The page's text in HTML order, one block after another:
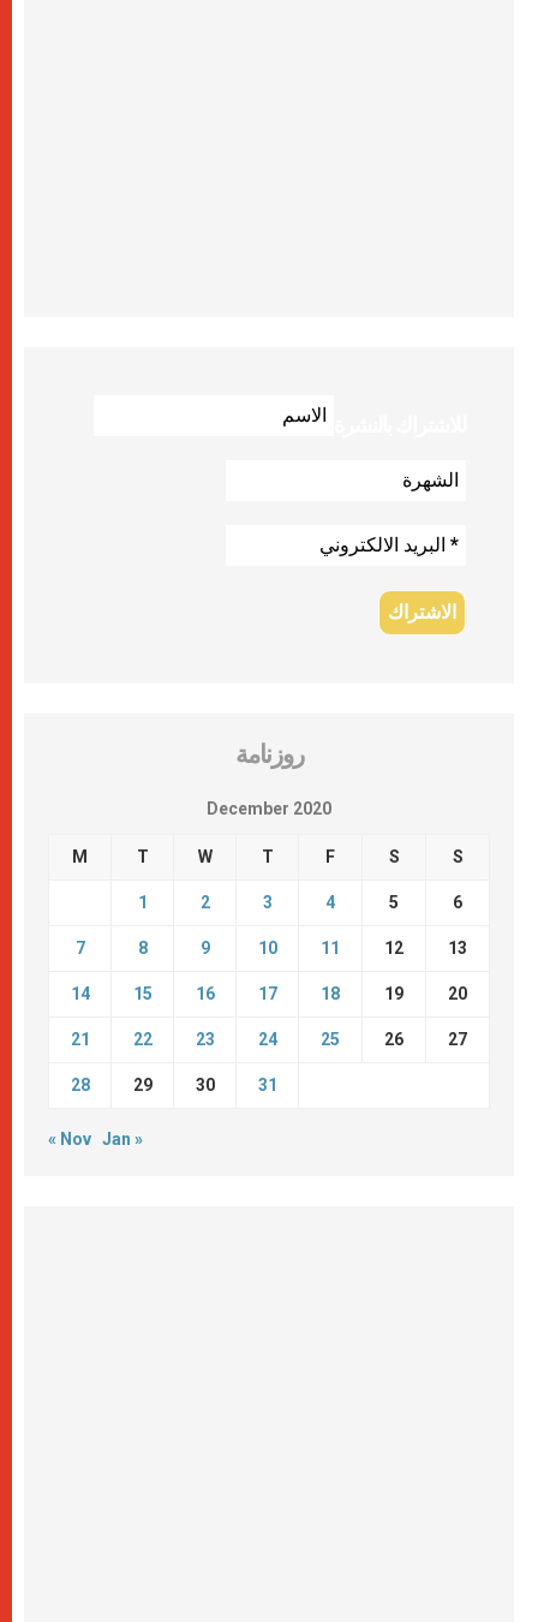
روزنامة
December 2020
M T W T F S S
1 2 3 4 5 6
7 8 9 10 11 12 13
14 15 16 17 18 19 20
21 22 23 24 25 26 27
28 29 30 31
« Nov Jan »